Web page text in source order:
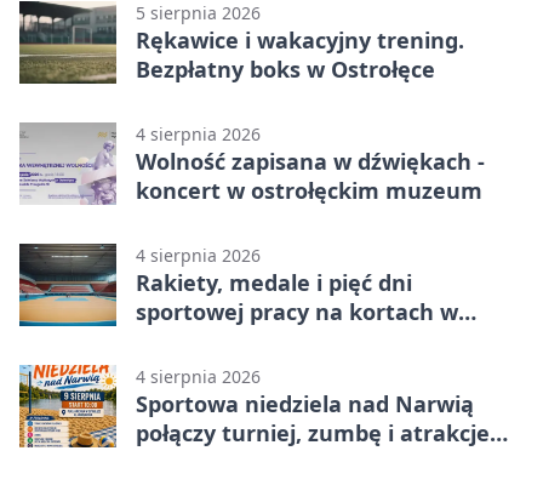
5 sierpnia 2026
Rękawice i wakacyjny trening.
Bezpłatny boks w Ostrołęce
4 sierpnia 2026
Wolność zapisana w dźwiękach -
koncert w ostrołęckim muzeum
4 sierpnia 2026
Rakiety, medale i pięć dni
sportowej pracy na kortach w
4 sierpnia 2026
Sportowa niedziela nad Narwią
połączy turniej, zumbę i atrakcje